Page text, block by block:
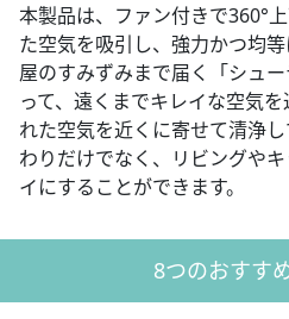
本製品は、ファン付きで360°
た空気を吸引し、強力かつ均
屋のすみずみまで届く「シュ
って、遠くまでキレイな空気
れた空気を近くに寄せて清浄
わりだけでなく、リビングや
イにすることができます。
8つのおすす